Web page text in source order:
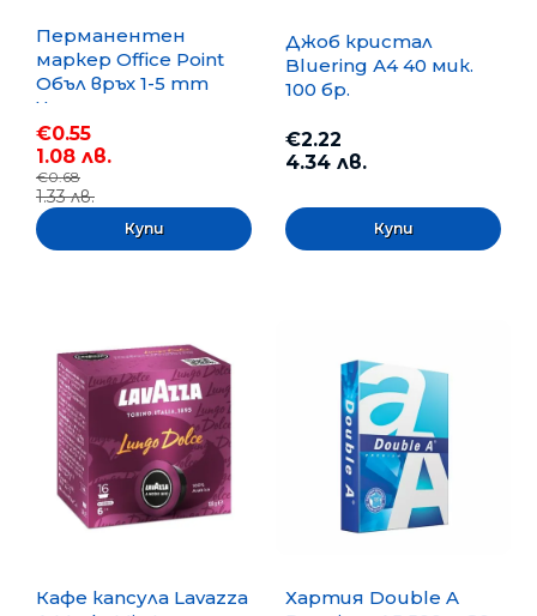
Перманентен
маркер Office Point
Объл връх 1-5 mm
Черен
€0.55
1.08 лв.
€0.68
1.33 лв.
Джоб кристал
Bluering А4 40 мик.
100 бр.
€2.22
4.34 лв.
Кафе капсула Lavazza
Хартия Double A